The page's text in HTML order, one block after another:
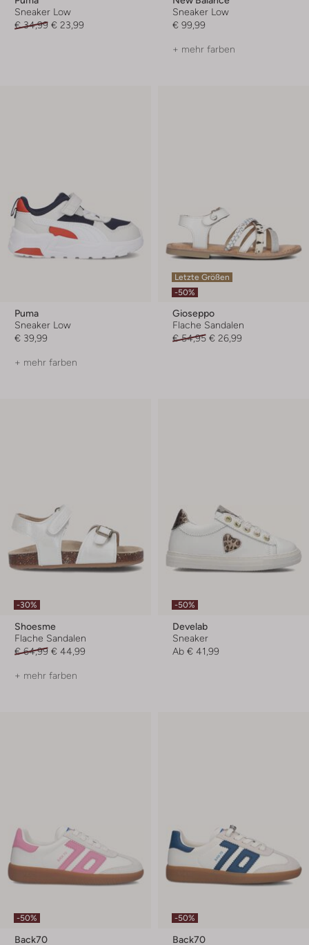
Sneaker Low
€ 34,99 € 23,99
Sneaker Low
€ 99,99
+ mehr farben
Puma
Sneaker Low
€ 39,99
+ mehr farben
Letzte Größen
-50%
Gioseppo
Flache Sandalen
€ 54,95 € 26,99
-30%
Shoesme
Flache Sandalen
€ 64,99 € 44,99
+ mehr farben
-50%
Develab
Sneaker
Ab € 41,99
-50%
Back70
-50%
Back70